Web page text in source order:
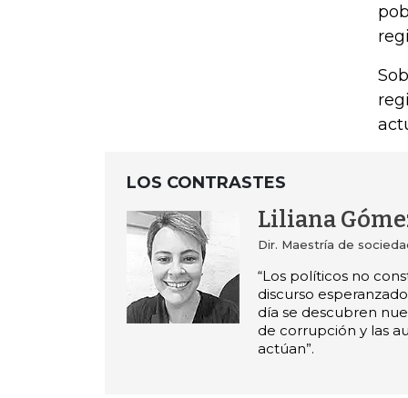
LOS CONTRASTES
Liliana
Dir. Maestría de
“Los políticos no
discurso
día se descubren
de corrupción y las
actúan”.